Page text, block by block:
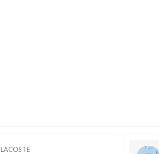
LACOSTE